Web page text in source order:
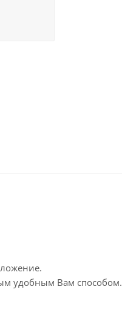
удобным Вам способом.